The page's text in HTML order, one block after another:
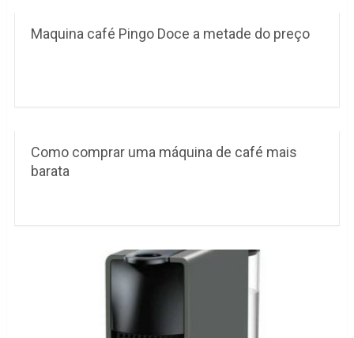
Maquina café Pingo Doce a metade do preço
Como comprar uma máquina de café mais
barata